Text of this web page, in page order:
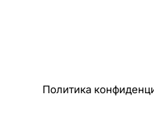
Политика